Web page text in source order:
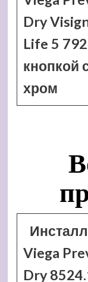
Dry
Life 5
кнопкой
хром
Viega
Dry